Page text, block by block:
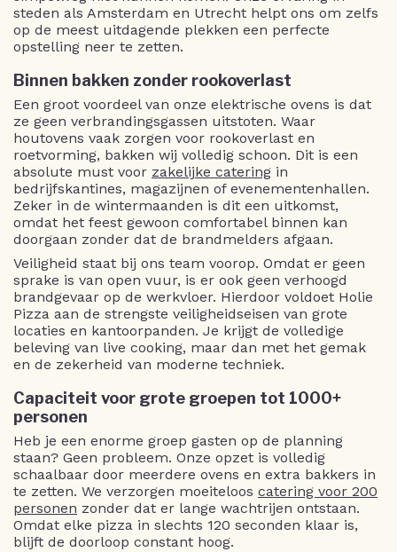
steden als Amsterdam en Utrecht helpt ons om zelfs
op de meest uitdagende plekken een perfecte
opstelling neer te zetten.
Binnen bakken zonder rookoverlast
Een groot voordeel van onze elektrische ovens is dat
ze geen verbrandingsgassen uitstoten. Waar
houtovens vaak zorgen voor rookoverlast en
roetvorming, bakken wij volledig schoon. Dit is een
absolute must voor zakelijke catering in
bedrijfskantines, magazijnen of evenementenhallen.
Zeker in de wintermaanden is dit een uitkomst,
omdat het feest gewoon comfortabel binnen kan
doorgaan zonder dat de brandmelders afgaan.
Veiligheid staat bij ons team voorop. Omdat er geen
sprake is van open vuur, is er ook geen verhoogd
brandgevaar op de werkvloer. Hierdoor voldoet Holie
Pizza aan de strengste veiligheidseisen van grote
locaties en kantoorpanden. Je krijgt de volledige
beleving van live cooking, maar dan met het gemak
en de zekerheid van moderne techniek.
Capaciteit voor grote groepen tot 1000+
personen
Heb je een enorme groep gasten op de planning
staan? Geen probleem. Onze opzet is volledig
schaalbaar door meerdere ovens en extra bakkers in
te zetten. We verzorgen moeiteloos catering voor 200
personen zonder dat er lange wachtrijen ontstaan.
Omdat elke pizza in slechts 120 seconden klaar is,
blijft de doorloop constant hoog.